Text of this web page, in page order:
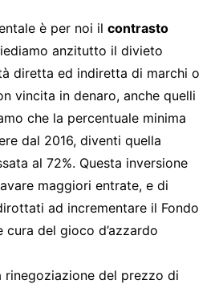
è per noi il contrasto
anzitutto il divieto
diretta ed indiretta di marchi o
vincita in denaro, anche quelli
che la percentuale minima
dal 2016, diventi quella
al 72%. Questa inversione
maggiori entrate, e di
ad incrementare il Fondo
cura del gioco d’azzardo
rinegoziazione del prezzo di